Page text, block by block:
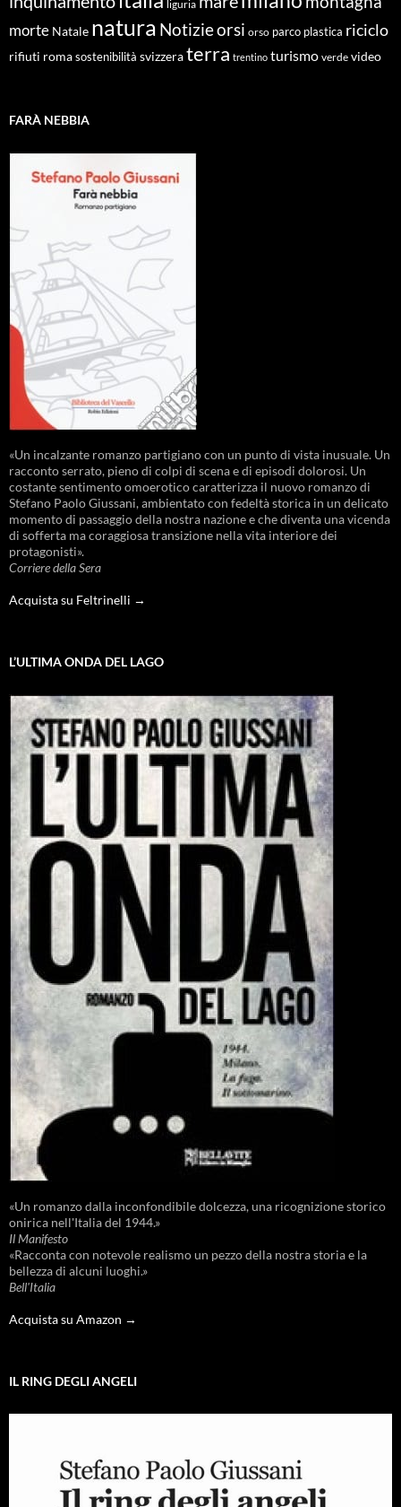
liguria
morte Natale natura Notizieorsi orso parco plastica riciclo
rifiuti roma sostenibilità svizzeraterra trentino turismo verde video
FARÀ NEBBIA
«Un incalzante romanzo partigiano con un punto di vista inusuale. Un
racconto serrato, pieno di colpi di scena e di episodi dolorosi. Un
costante sentimento omoerotico caratterizza il nuovo romanzo di
Stefano Paolo Giussani, ambientato con fedeltà storica in un delicato
momento di passaggio della nostra nazione e che diventa una vicenda
di sofferta ma coraggiosa transizione nella vita interiore dei
protagonisti».
Corriere della Sera
Acquista su Feltrinelli →
L’ULTIMA ONDA DEL LAGO
«Un romanzo dalla inconfondibile dolcezza, una ricognizione storico
onirica nell'Italia del 1944.»
Il Manifesto
«Racconta con notevole realismo un pezzo della nostra storia e la
bellezza di alcuni luoghi.»
Bell'Italia
Acquista su Amazon →
IL RING DEGLI ANGELI